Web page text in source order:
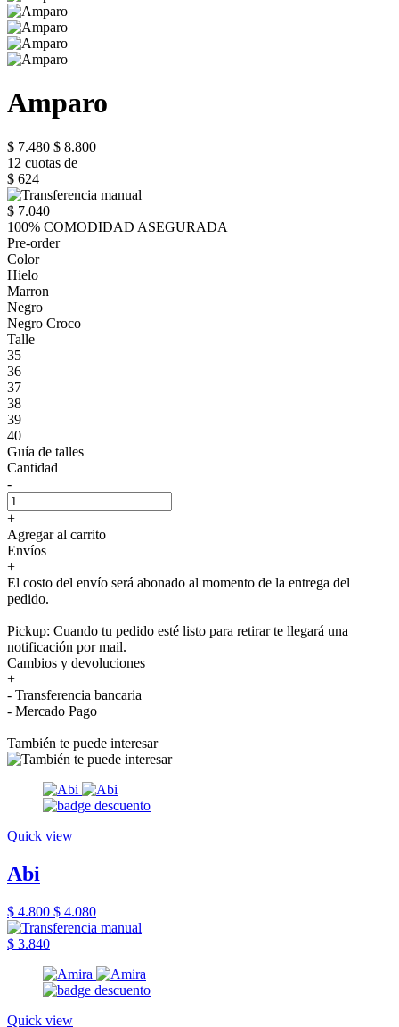
Amparo
$ 7.480 $ 8.800
12 cuotas de
$ 624
$ 7.040
100% COMODIDAD ASEGURADA
Pre-order
Color
Hielo
Marron
Negro
Negro Croco
Talle
35
36
37
38
39
40
Guía de talles
Cantidad
-
+
Agregar al carrito
Envíos
+
El costo del envío será abonado al momento de la entrega del
pedido.
Pickup: Cuando tu pedido esté listo para retirar te llegará una
notificación por mail.
Cambios y devoluciones
+
- Transferencia bancaria
- Mercado Pago
También te puede interesar
Quick view
Abi
$ 4.800 $ 4.080
$ 3.840
Quick view